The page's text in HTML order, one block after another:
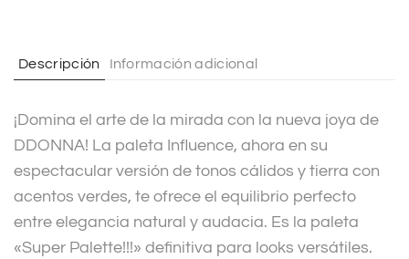
i
e
:
Descripción Información adicional
¡Domina el arte de la mirada con la nueva joya de
DDONNA! La paleta Influence, ahora en su
espectacular versión de tonos cálidos y tierra con
acentos verdes, te ofrece el equilibrio perfecto
entre elegancia natural y audacia. Es la paleta
«Super Palette!!!» definitiva para looks versátiles.